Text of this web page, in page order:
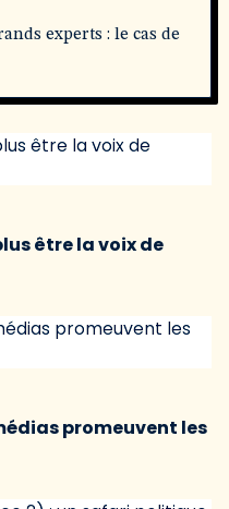
experts : le cas de
être la voix de
promeuvent les